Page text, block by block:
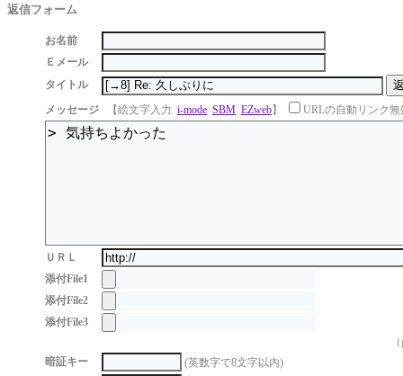
返信フォーム
お名前
Ｅメール
タイトル
メッセージ
【絵文字入力 i-mode SBM EZweb】 URLの自動リンク無
ＵＲＬ
添付File1
添付File2
添付File3
暗証キー
(英数字で8文字以内)